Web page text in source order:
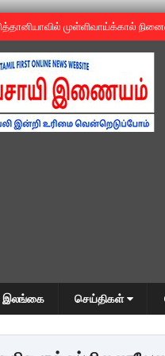
முள்ளிவாய்க்கால்
இலங்கை செய்திகள்